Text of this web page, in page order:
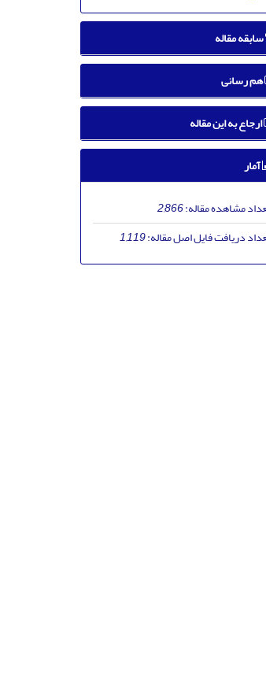
سابقه مقاله
هم رسانی
ارجاع به این مقاله
آمار
مشاهده مقاله:2,866
دریافت فایل اصل مقاله:1,119